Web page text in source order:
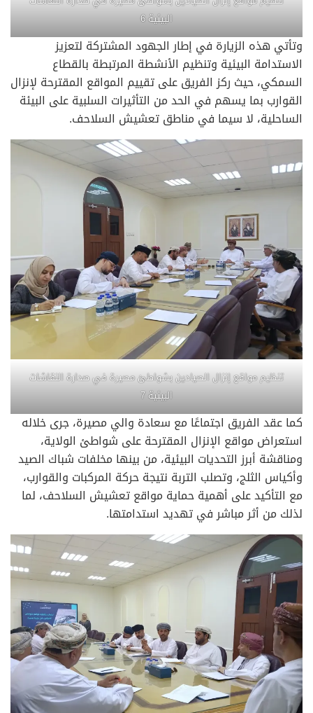
البيئية 6
وتأتي هذه الزيارة في إطار الجهود المشتركة لتعزيز
الاستدامة البيئية وتنظيم الأنشطة المرتبطة بالقطاع
السمكي، حيث ركز الفريق على تقييم المواقع المقترحة لإنزال
القوارب بما يسهم في الحد من التأثيرات السلبية على البيئة
الساحلية، لا سيما في مناطق تعشيش السلاحف.
تنظيم مواقع إنزال الصيادين بشواطئ مصيرة في صدارة النقاشات
البيئية 7
كما عقد الفريق اجتماعًا مع سعادة والي مصيرة، جرى خلاله
استعراض مواقع الإنزال المقترحة على شواطئ الولاية،
ومناقشة أبرز التحديات البيئية، من بينها مخلفات شباك الصيد
وأكياس الثلج، وتصلب التربة نتيجة حركة المركبات والقوارب،
مع التأكيد على أهمية حماية مواقع تعشيش السلاحف، لما
لذلك من أثر مباشر في تهديد استدامتها.